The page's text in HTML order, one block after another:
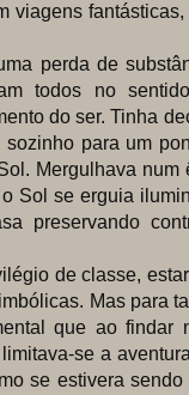
viagens
perda de
todos no
do ser. Tinha
para um
Mergulhava num
Sol se erguia
preservando
de classe,
Mas para
que ao findar
se a
se estivera